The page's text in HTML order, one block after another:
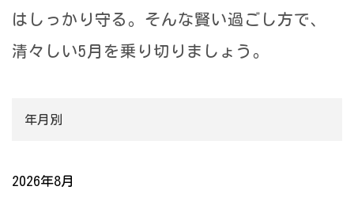
はしっかり守る。そんな賢い過ごし方で、
清々しい5月を乗り切りましょう。
年月別
2026年8月